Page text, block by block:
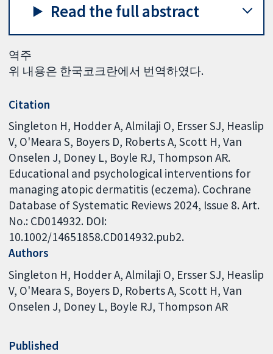
Read the full abstract
역주
위 내용은 한국코크란에서 번역하였다.
Citation
Singleton H, Hodder A, Almilaji O, Ersser SJ, Heaslip
V, O'Meara S, Boyers D, Roberts A, Scott H, Van
Onselen J, Doney L, Boyle RJ, Thompson AR.
Educational and psychological interventions for
managing atopic dermatitis (eczema). Cochrane
Database of Systematic Reviews 2024, Issue 8. Art.
No.: CD014932. DOI:
10.1002/14651858.CD014932.pub2.
Authors
Singleton H Hodder A Almilaji O Ersser SJ Heaslip
V O'Meara S Boyers D Roberts A Scott H Van
Onselen J Doney L Boyle RJ Thompson AR
Published